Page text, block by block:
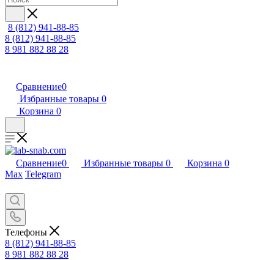
8 (812) 941-88-85
8 (812) 941-88-85
8 981 882 88 28
Сравнение0
Избранные товары 0
Корзина 0
Сравнение0 Избранные товары 0 Корзина 0
Max Telegram
Телефоны
8 (812) 941-88-85
8 981 882 88 28